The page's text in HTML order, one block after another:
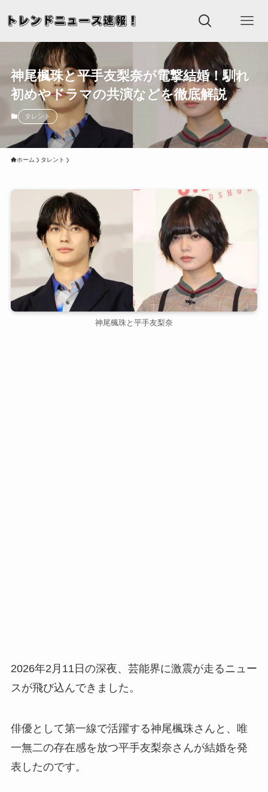
神尾楓珠と平手友梨奈が電撃結婚！馴れ
初めやドラマの共演などを徹底解説
タレント
ホーム タレント
神尾楓珠と平手友梨奈
2026年2月11日の深夜、芸能界に激震が走るニュー
スが飛び込んできました。
俳優として第一線で活躍する神尾楓珠さんと、唯
一無二の存在感を放つ平手友梨奈さんが結婚を発
表したのです。